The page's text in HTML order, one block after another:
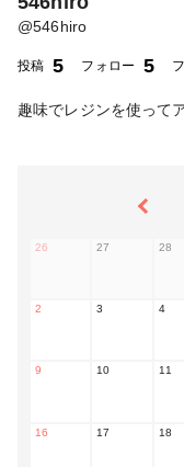
@546hiro
投稿 5 フォロー 5
趣味でレジンを使って
26 27 28
2 3 4
9 10 11
16 17 18